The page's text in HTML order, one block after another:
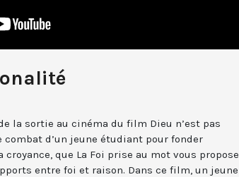
la sortie au cinéma du film Dieu n’est pas
combat d’un jeune étudiant pour fonder
que La Foi prise au mot vous propose
entre foi et raison. Dans ce film, un jeune